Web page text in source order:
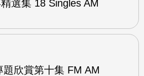
選集 18 Singles AM
題欣賞第十集 FM AM